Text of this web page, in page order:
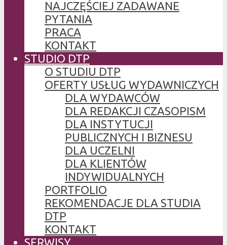
NAJCZĘŚCIEJ ZADAWANE
PYTANIA
PRACA
KONTAKT
STUDIO DTP
O STUDIU DTP
OFERTY USŁUG WYDAWNICZYCH
DLA WYDAWCÓW
DLA REDAKCJI CZASOPISM
DLA INSTYTUCJI
PUBLICZNYCH I BIZNESU
DLA UCZELNI
DLA KLIENTÓW
INDYWIDUALNYCH
PORTFOLIO
REKOMENDACJE DLA STUDIA
DTP
KONTAKT
SERWISY